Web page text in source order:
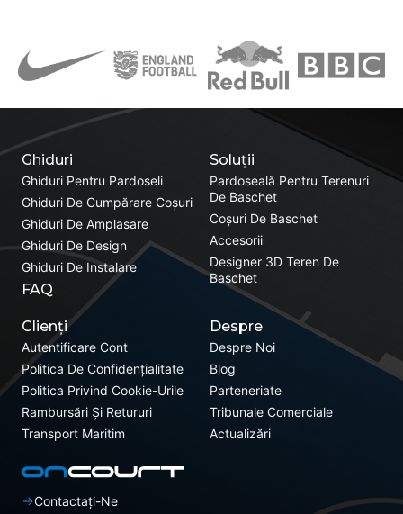
Soluții
Pardoseală Pentru Terenuri
De Baschet
Coșuri De Baschet
Accesorii
Designer 3D Teren De
Baschet
Ghiduri
Ghiduri Pentru Pardoseli
Ghiduri De Cumpărare Coșuri
Ghiduri De Amplasare
Ghiduri De Design
Ghiduri De Instalare
FAQ
Clienți
Autentificare Cont
Politica De Confidențialitate
Politica Privind Cookie-Urile
Rambursări Și Retururi
Transport Maritim
Despre
Despre Noi
Blog
Parteneriate
Tribunale Comerciale
Actualizări
Contactați-Ne